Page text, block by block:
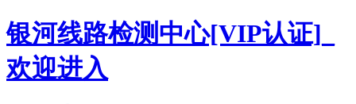
银河线路检测中心[VIP认证]_
欢迎进入